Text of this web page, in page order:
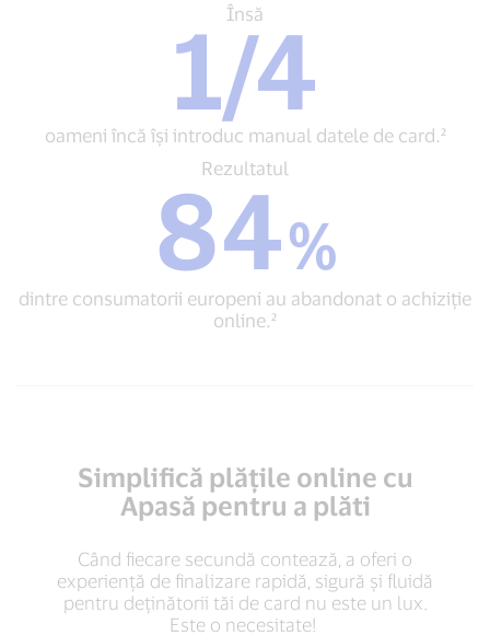
achiziție
online
dacă
durează
mult
10
secunde¹
Însă
1/4
oameni
încă
manual
datele
card.²
Însă
1/4
oameni încă își introduc manual datele de card.²
Rezultatul
%
dintre
consumatorii
europeni
au
abandonat
Rezultatul
84%
dintre consumatorii europeni au abandonat o achiziție
online.²
Simplifică plățile online cu
Apasă pentru a plăti
Când fiecare secundă contează, a oferi o
experiență de finalizare rapidă, sigură și fluidă
pentru deținătorii tăi de card nu este un lux.
Este o necesitate!